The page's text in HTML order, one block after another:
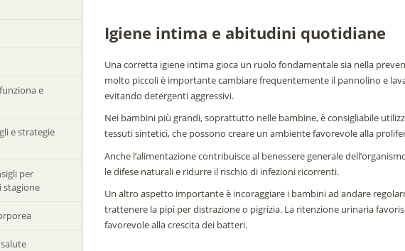
e
e strategie
per
stagione
Igiene intima e abitudini quotidiane
Una corretta igiene intima gioca un ruolo fondamentale sia nella
molto piccoli è importante cambiare frequentemente il pannolino e
evitando detergenti aggressivi.
Nei bambini più grandi, soprattutto nelle bambine, è consigliabile
tessuti sintetici, che possono creare un ambiente favorevole alla
Anche l’alimentazione contribuisce al benessere generale
le difese naturali e ridurre il rischio di infezioni ricorrenti.
Un altro aspetto importante è incoraggiare i bambini ad andare
trattenere la pipì per distrazione o pigrizia. La ritenzione urinaria
favorevole alla crescita dei batteri.